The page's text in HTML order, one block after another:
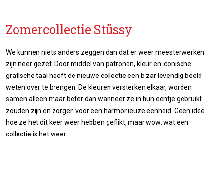
Zomercollectie Stüssy
We kunnen niets anders zeggen dan dat er weer meesterwerken
zijn neer gezet. Door middel van patronen, kleur en iconische
grafische taal heeft de nieuwe collectie een bizar levendig beeld
weten over te brengen. De kleuren versterken elkaar, worden
samen alleen maar beter dan wanneer ze in hun eentje gebruikt
zouden zijn en zorgen voor een harmonieuze eenheid. Geen idee
hoe ze het dit keer weer hebben geflikt, maar wow: wat een
collectie is het weer.